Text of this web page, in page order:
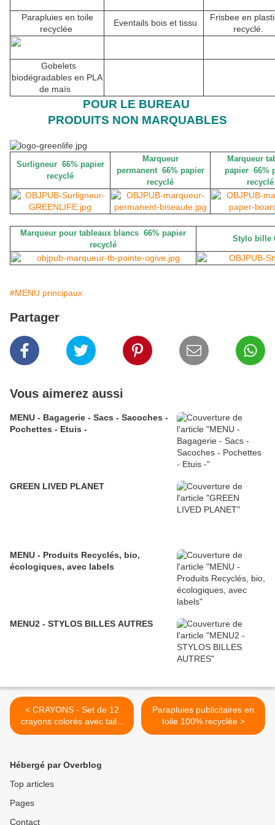
Parapluies en toile
recyclée
Eventails bois et tissu
Frisbee en
recyclé.
Gobelets
biodégradables en PLA
de maïs
POUR LE BUREAU
PRODUITS NON MARQUABLES
Surligneur 66% papier
recyclé
Marqueur
permanent 66% papier
recyclé
Marqueur
papier 66%
recyclé
Marqueur pour tableaux blancs 66% papier
recyclé
Stylo bille
#MENU principaux
Partager
Vous aimerez aussi
MENU - Bagagerie - Sacs - Sacoches -
Pochettes - Etuis -
GREEN LIVED PLANET
MENU - Produits Recyclés, bio,
écologiques, avec labels
MENU2 - STYLOS BILLES AUTRES
< CRAYONS - Set de 12
crayons colorés avec taille
crayons - Ref: 07808
Parapluies publicitaires en
toile 100% recyclée >
Hébergé par Overblog
Top articles
Pages
Contact